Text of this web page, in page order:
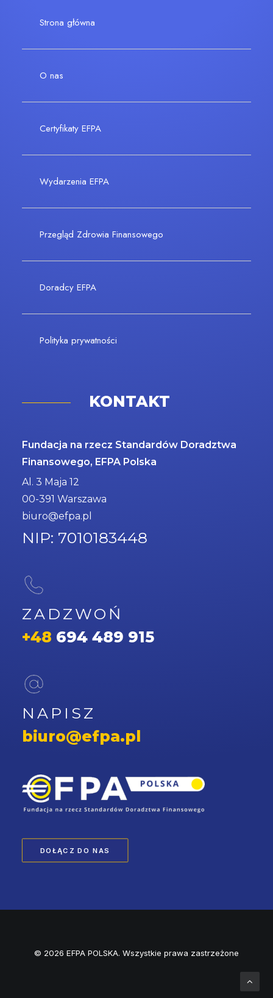
DOŁĄCZ DO NAS
Strona główna
O nas
Certyfikaty EFPA
Wydarzenia EFPA
Przegląd Zdrowia Finansowego
Doradcy EFPA
Polityka prywatności
KONTAKT
Fundacja na rzecz Standardów Doradztwa
Finansowego, EFPA Polska
Al. 3 Maja 12
00-391 Warszawa
biuro@efpa.pl
NIP: 7010183448
ZADZWOŃ
+48 694 489 915
NAPISZ
biuro@efpa.pl
© 2026 EFPA POLSKA. Wszystkie prawa zastrzeżone